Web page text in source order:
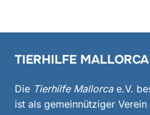
TIERHILFE MALLORCA
Die Tierhilfe Mallorcae.V.
ist als gemeinnütziger